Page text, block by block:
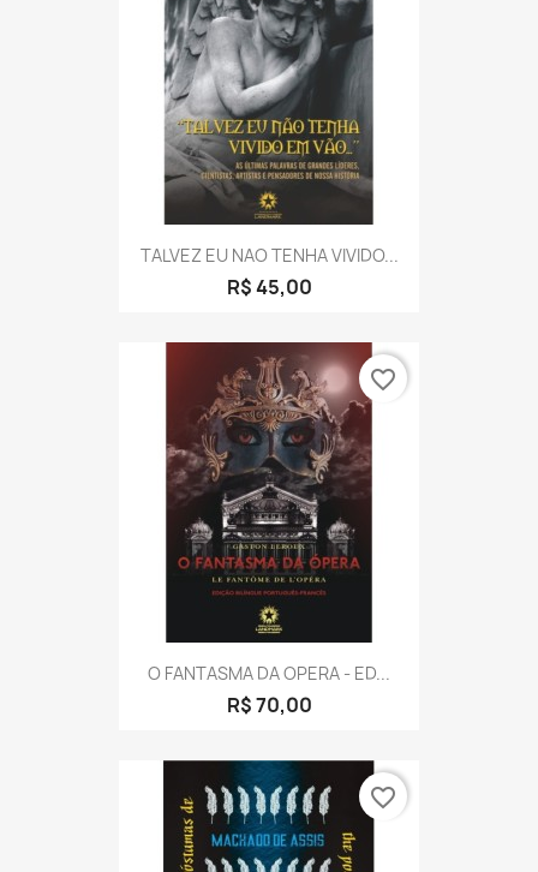
TALVEZ EU NAO TENHA VIVIDO...
R$ 45,00
O FANTASMA DA OPERA - ED...
R$ 70,00
favorite_border
favorite_border